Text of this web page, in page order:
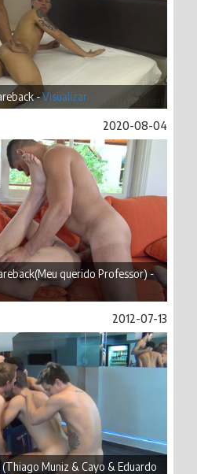
-Visualizar
2020-08-04
querido Professor) -
2012-07-13
Muniz & Cayo & Eduardo